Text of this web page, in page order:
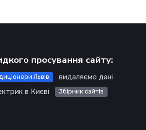
просування сайту:
Львів видаляємо дані
в Києві
Збірник сайтів